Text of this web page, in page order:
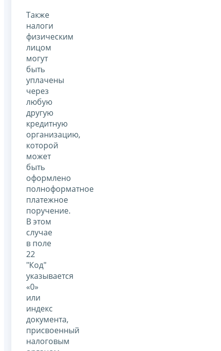
Также
налоги
физическим
лицом
могут
быть
уплачены
через
любую
другую
кредитную
организацию,
которой
может
быть
оформлено
полноформатное
платежное
поручение.
В этом
случае
в поле
22
"Код"
указывается
«0»
или
индекс
документа,
присвоенный
налоговым